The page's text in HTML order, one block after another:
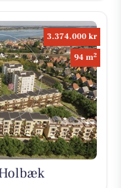
3.374.000 kr
94 m2